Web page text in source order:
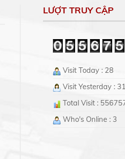
LƯỢT TRUY CẬP
Visit Today : 28
Visit Yesterday :
Total Visit :
Who's Online : 3